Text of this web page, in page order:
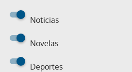
Noticias
Novelas
Deportes